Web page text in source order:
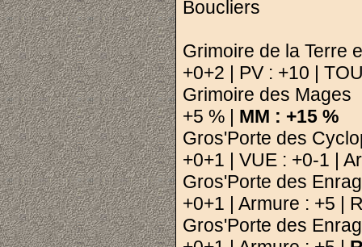
Boucliers
Grimoire de la Terre
+0+2 | PV : +10 |
Grimoire des Mages
+5 % | MM : +15 %
Gros'Porte des
+0+1 | VUE : +0-1 |
Gros'Porte des
+0+1 | Armure : +5 |
Gros'Porte des